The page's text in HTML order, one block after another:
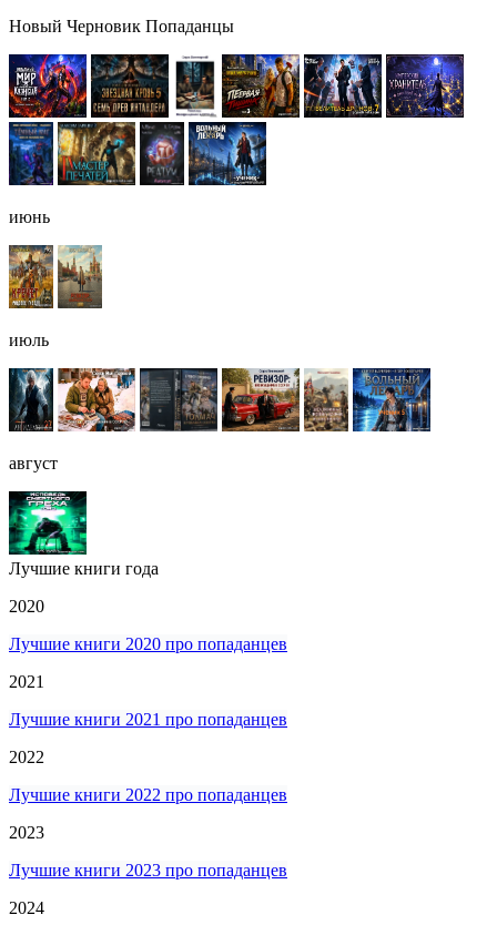
Новый Черновик Попаданцы
июнь
июль
август
Лучшие книги года
2020
Лучшие книги 2020 про попаданцев
2021
Лучшие книги 2021 про попаданцев
2022
Лучшие книги 2022 про попаданцев
2023
Лучшие книги 2023 про попаданцев
2024